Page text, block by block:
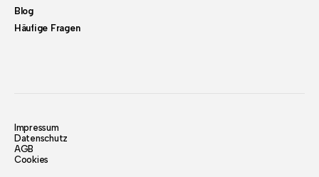
Blog
Häufige Fragen
Impressum
Datenschutz
AGB
Cookies